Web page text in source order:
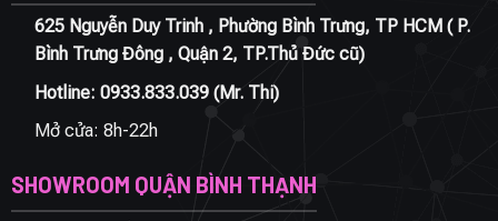
625 Nguyễn Duy Trinh , Phường Bình Trưng, TP HCM ( P.
Bình Trưng Đông , Quận 2, TP.Thủ Đức cũ)
Hotline: 0933.833.039(Mr. Thi)
Mở cửa: 8h-22h
SHOWROOM QUẬN BÌNH THẠNH